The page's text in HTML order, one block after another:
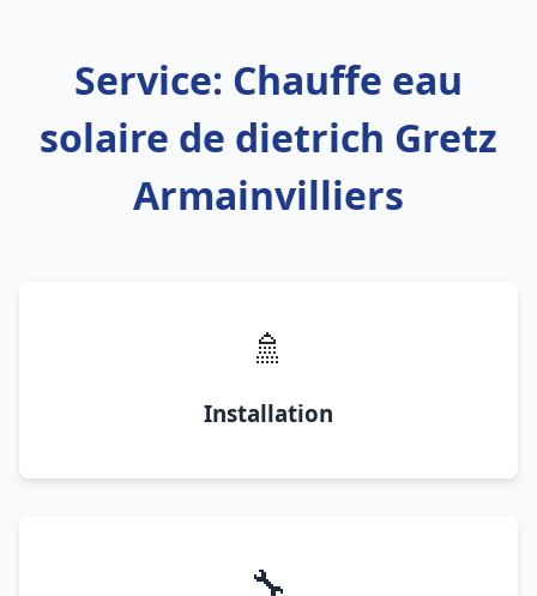
Service: Chauffe eau
solaire de dietrich Gretz
Armainvilliers
🚿
Installation
🔧